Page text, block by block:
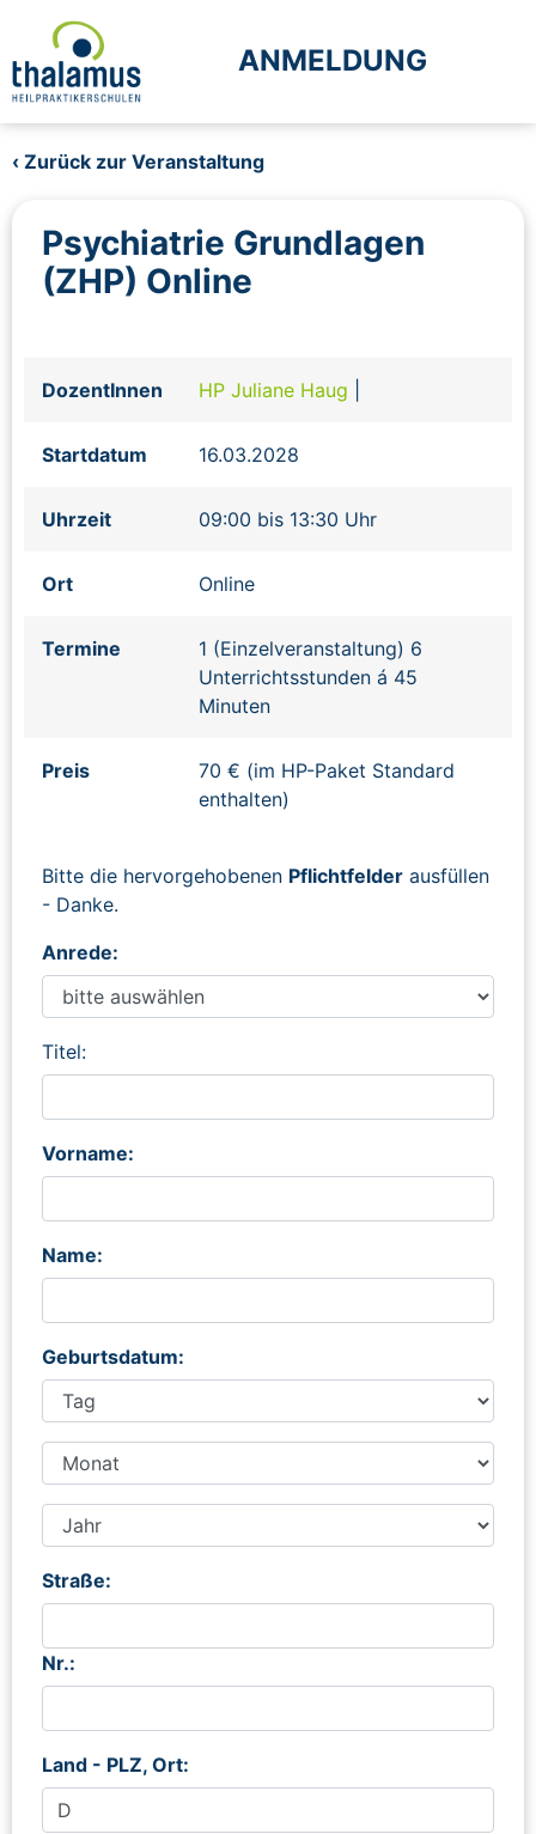
ANMELDUNG
‹ Zurück zur Veranstaltung
Psychiatrie Grundlagen
(ZHP) Online
DozentInnen HP Juliane Haug
Startdatum 16.03.2028
Uhrzeit 09:00 bis 13:30 Uhr
Ort Online
Termine
1 (Einzelveranstaltung) 6
Unterrichtsstunden á 45
Minuten
Preis
70 € (im HP-Paket Standard
enthalten)
Bitte die hervorgehobenen Pflichtfelder ausfüllen
- Danke.
Anrede:
Titel:
Vorname:
Name:
Geburtsdatum:
Straße:
Nr.:
Land - PLZ, Ort: